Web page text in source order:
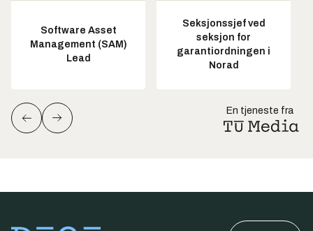
Software Asset
Management (SAM)
Lead
Seksjonssjef ved
seksjon for
garantiordningen i
Norad
En tjeneste fra